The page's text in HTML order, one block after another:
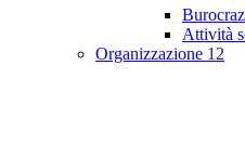
Attività
Organizzazione 12